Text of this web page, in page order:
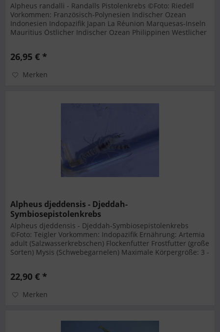
Alpheus randalli - Randalls Pistolenkrebs ©Foto: Riedell
Vorkommen: Französisch-Polynesien Indischer Ozean
Indonesien Indopazifik Japan La Réunion Marquesas-Inseln
Mauritius Östlicher Indischer Ozean Philippinen Westlicher
26,95 € *
Merken
Alpheus djeddensis - Djeddah-
Symbiosepistolenkrebs
Alpheus djeddensis - Djeddah-Symbiosepistolenkrebs
©Foto: Teigler Vorkommen: Indopazifik Ernährung: Artemia
adult (Salzwasserkrebschen) Flockenfutter Frostfutter (große
Sorten) Mysis (Schwebegarnelen) Maximale Körpergröße: 3 -
22,90 € *
Merken